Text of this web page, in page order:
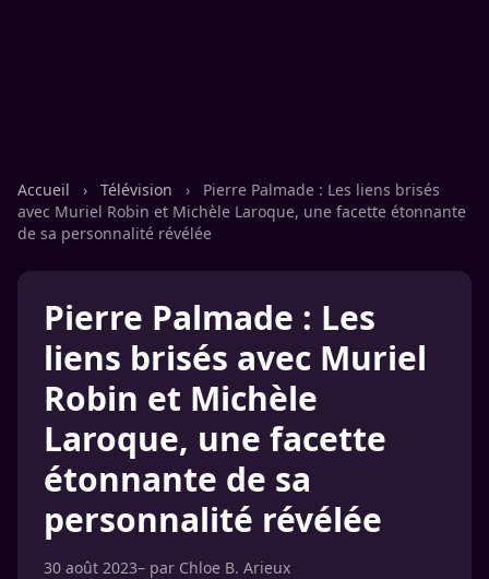
Accueil › Télévision ›
Pierre Palmade : Les liens brisés
avec Muriel Robin et Michèle Laroque, une facette étonnante
de sa personnalité révélée
Pierre Palmade : Les
liens brisés avec Muriel
Robin et Michèle
Laroque, une facette
étonnante de sa
personnalité révélée
30 août 2023– par Chloe B. Arieux